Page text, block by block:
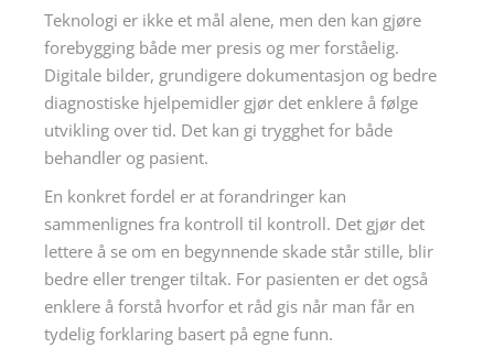
Teknologi er ikke et mål alene, men den kan gjøre
forebygging både mer presis og mer forståelig.
Digitale bilder, grundigere dokumentasjon og bedre
diagnostiske hjelpemidler gjør det enklere å følge
utvikling over tid. Det kan gi trygghet for både
behandler og pasient.
En konkret fordel er at forandringer kan
sammenlignes fra kontroll til kontroll. Det gjør det
lettere å se om en begynnende skade står stille, blir
bedre eller trenger tiltak. For pasienten er det også
enklere å forstå hvorfor et råd gis når man får en
tydelig forklaring basert på egne funn.